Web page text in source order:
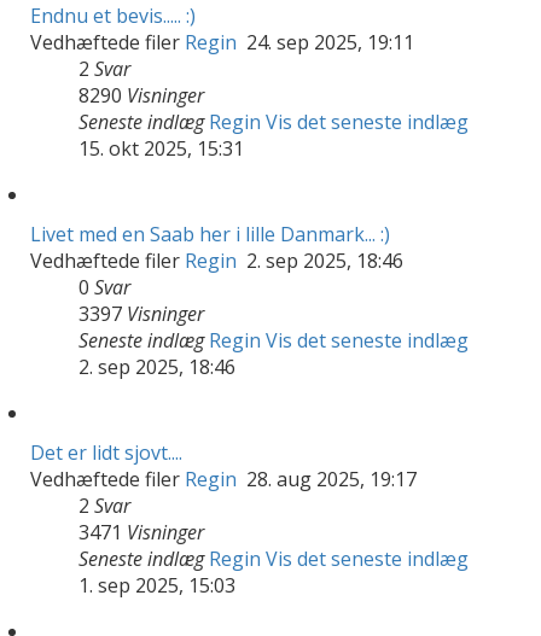
Endnu et bevis..... :)
Vedhæftede filer Regin 24. sep 2025, 19:11
2 Svar
8290 Visninger
Seneste indlægRegin Vis det seneste indlæg
15. okt 2025, 15:31
Livet med en Saab her i lille Danmark... :)
Vedhæftede filer Regin 2. sep 2025, 18:46
0 Svar
3397 Visninger
Seneste indlægRegin Vis det seneste indlæg
2. sep 2025, 18:46
Det er lidt sjovt....
Vedhæftede filer Regin 28. aug 2025, 19:17
2 Svar
3471 Visninger
Seneste indlægRegin Vis det seneste indlæg
1. sep 2025, 15:03